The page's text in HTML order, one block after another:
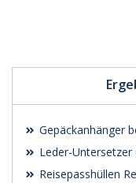
Gepäckanhänger
Leder-
Reisepasshüllen